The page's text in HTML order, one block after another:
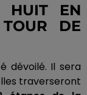
HUIT EN
DE
dévoilé. Il sera
traverseront